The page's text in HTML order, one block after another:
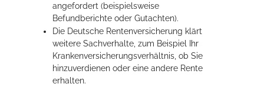
angefordert (beispielsweise
Befundberichte oder Gutachten).
Die Deutsche Rentenversicherung klärt
weitere Sachverhalte, zum Beispiel Ihr
Krankenversicherungsverhältnis, ob Sie
hinzuverdienen oder eine andere Rente
erhalten.